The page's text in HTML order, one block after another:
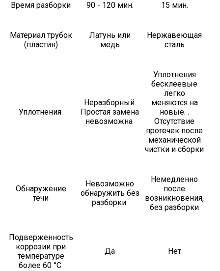
Время разборки 90 - 120 мин. 15 мин.
Материал трубок
(пластин)
Латунь или
медь
Нержавеющая
сталь
Уплотнения
Неразборный.
Простая замена
невозможна
Уплотнения
бесклеевые
легко
меняются на
новые. .
Отсутствие
протечек после
механической
чистки и сборки
Обнаружение
течи
Невозможно
обнаружить без
разборки
Немедленно
после
возникновения,
без разборки
Подверженность
коррозии при
температуре
более 60 °С
Да Нет